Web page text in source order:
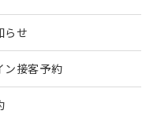
らせ
ン接客予約
レイアウトやサイズ感
ートのご提案をさせてい
がら商品を選べるので